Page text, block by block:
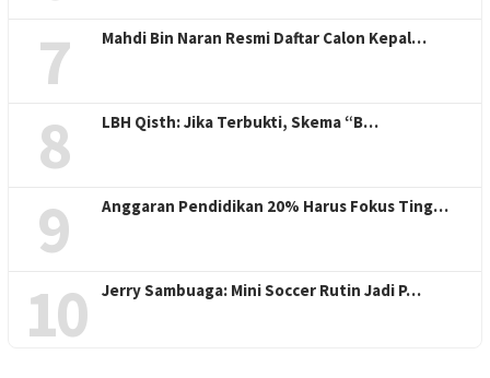
7 Mahdi Bin Naran Resmi Daftar Calon Kepal…
8 LBH Qisth: Jika Terbukti, Skema “B…
9 Anggaran Pendidikan 20% Harus Fokus Ting…
10 Jerry Sambuaga: Mini Soccer Rutin Jadi P…